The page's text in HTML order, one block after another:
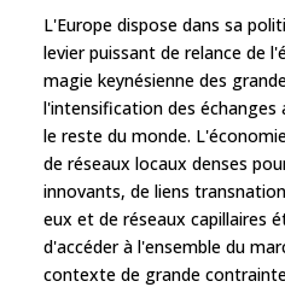
L'Europe dispose dans sa
levier puissant de relance de
magie keynésienne des
l'intensification des échanges
le reste du monde.
de réseaux locaux denses
innovants, de liens
eux et de réseaux capillaires
d'accéder à l'ensemble du
contexte de grande